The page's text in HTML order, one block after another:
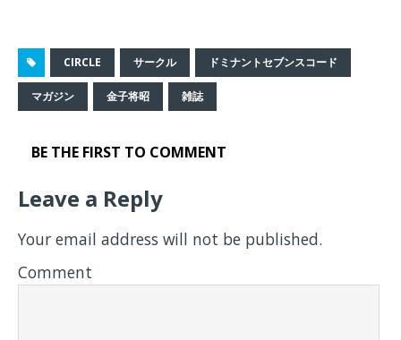
CIRCLE サークル ドミナントセブンスコード
マガジン 金子将昭 雑誌
BE THE FIRST TO COMMENT
Leave a Reply
Your email address will not be published.
Comment